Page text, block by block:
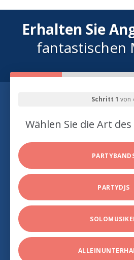
Erhalten Sie
fantastischen
Schritt 1 von
Wählen Sie die Art
PARTYDJS